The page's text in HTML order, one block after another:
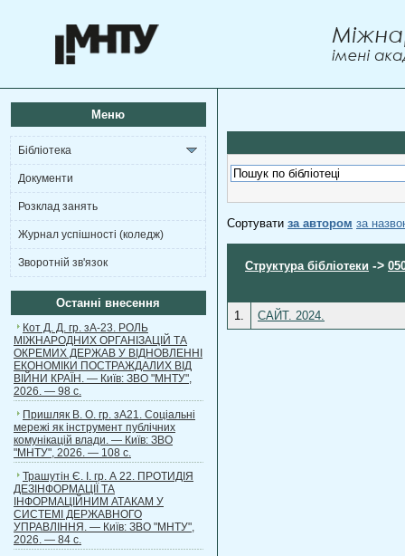
Меню
Бібліотека
Документи
Розклад занять
Журнал успішності (коледж)
Зворотній зв'язок
Останні внесення
Кот Д. Д. гр. зА-23. РОЛЬ
МІЖНАРОДНИХ ОРГАНІЗАЦІЙ ТА
ОКРЕМИХ ДЕРЖАВ У ВІДНОВЛЕННІ
ЕКОНОМІКИ ПОСТРАЖДАЛИХ ВІД
ВІЙНИ КРАЇН. — Київ: ЗВО "МНТУ",
2026. — 98 с.
Пришляк В. О. гр. зА21. Соціальні
мережі як інструмент публічних
комунікацій влади. — Київ: ЗВО
"МНТУ", 2026. — 108 с.
Трашутін Є. І. гр. А 22. ПРОТИДІЯ
ДЕЗІНФОРМАЦІЇ ТА
ІНФОРМАЦІЙНИМ АТАКАМ У
СИСТЕМІ ДЕРЖАВНОГО
УПРАВЛІННЯ. — Київ: ЗВО "МНТУ",
2026. — 84 с.
Сортувати за автором за
Структура бібліотеки ->
1. САЙТ. 2024.